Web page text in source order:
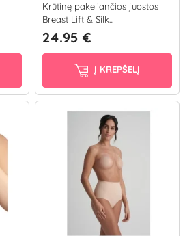
Krūtinę pakeliančios juostos
Breast Lift & Silk...
24.95 €
Į KREPŠELĮ